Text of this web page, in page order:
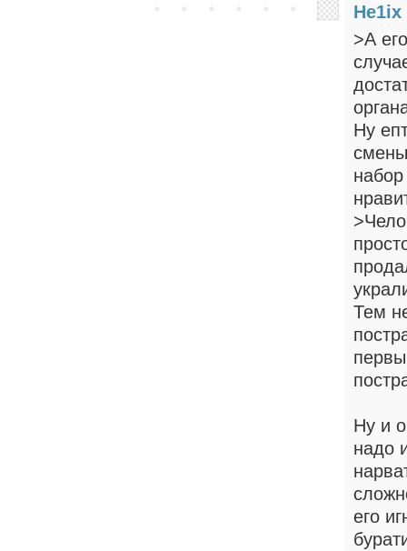
He1ix
>А
Ну
Тем
Ну и
надо
его